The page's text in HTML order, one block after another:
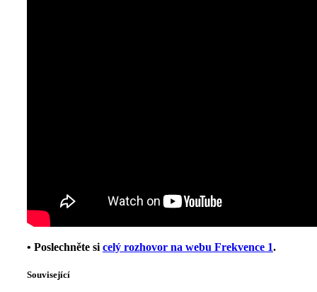
• Poslechněte si celý rozhovor na webu Frekvence 1.
Související